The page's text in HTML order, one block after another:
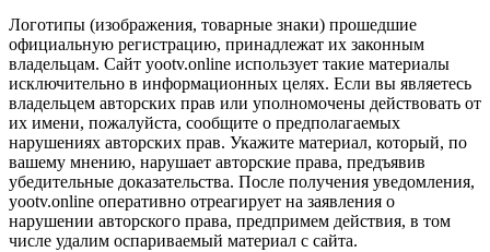
Логотипы (изображения, товарные знаки) прошедшие
официальную регистрацию, принадлежат их законным
владельцам. Сайт yootv.online использует такие материалы
исключительно в информационных целях. Если вы являетесь
владельцем авторских прав или уполномочены действовать от
их имени, пожалуйста, сообщите о предполагаемых
нарушениях авторских прав. Укажите материал, который, по
вашему мнению, нарушает авторские права, предъявив
убедительные доказательства. После получения уведомления,
yootv.online оперативно отреагирует на заявления о
нарушении авторского права, предпримем действия, в том
числе удалим оспариваемый материал с сайта.